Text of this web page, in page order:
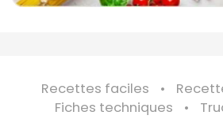
Recettes faciles
Fiches techniques